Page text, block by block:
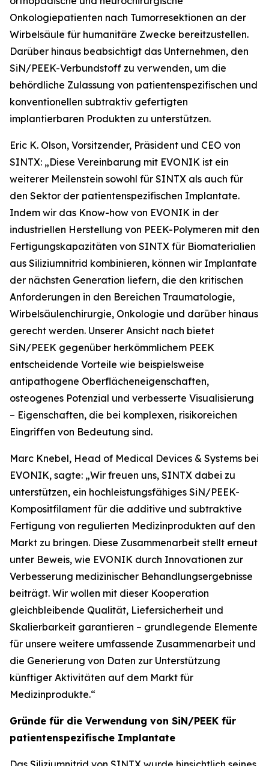
Onkologiepatienten nach Tumorresektionen an der
Wirbelsäule für humanitäre Zwecke bereitzustellen.
Darüber hinaus beabsichtigt das Unternehmen, den
SiN/PEEK-Verbundstoff zu verwenden, um die
behördliche Zulassung von patientenspezifischen und
konventionellen subtraktiv gefertigten
implantierbaren Produkten zu unterstützen.
Eric K. Olson, Vorsitzender, Präsident und CEO von
SINTX: „Diese Vereinbarung mit EVONIK ist ein
weiterer Meilenstein sowohl für SINTX als auch für
den Sektor der patientenspezifischen Implantate.
Indem wir das Know-how von EVONIK in der
industriellen Herstellung von PEEK-Polymeren mit den
Fertigungskapazitäten von SINTX für Biomaterialien
aus Siliziumnitrid kombinieren, können wir Implantate
der nächsten Generation liefern, die den kritischen
Anforderungen in den Bereichen Traumatologie,
Wirbelsäulenchirurgie, Onkologie und darüber hinaus
gerecht werden. Unserer Ansicht nach bietet
SiN/PEEK gegenüber herkömmlichem PEEK
entscheidende Vorteile wie beispielsweise
antipathogene Oberflächeneigenschaften,
osteogenes Potenzial und verbesserte Visualisierung
– Eigenschaften, die bei komplexen, risikoreichen
Eingriffen von Bedeutung sind.
Marc Knebel, Head of Medical Devices & Systems bei
EVONIK, sagte: „Wir freuen uns, SINTX dabei zu
unterstützen, ein hochleistungsfähiges SiN/PEEK-
Kompositfilament für die additive und subtraktive
Fertigung von regulierten Medizinprodukten auf den
Markt zu bringen. Diese Zusammenarbeit stellt erneut
unter Beweis, wie EVONIK durch Innovationen zur
Verbesserung medizinischer Behandlungsergebnisse
beiträgt. Wir wollen mit dieser Kooperation
gleichbleibende Qualität, Liefersicherheit und
Skalierbarkeit garantieren – grundlegende Elemente
für unsere weitere umfassende Zusammenarbeit und
die Generierung von Daten zur Unterstützung
künftiger Aktivitäten auf dem Markt für
Medizinprodukte.“
Gründe für die Verwendung von SiN/PEEK für
patientenspezifische Implantate